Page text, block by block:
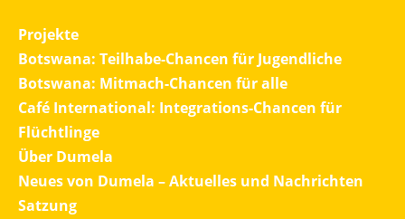
Projekte
Botswana: Teilhabe-Chancen für Jugendliche
Botswana: Mitmach-Chancen für alle
Café International: Integrations-Chancen für
Flüchtlinge
Über Dumela
Neues von Dumela – Aktuelles und Nachrichten
Satzung